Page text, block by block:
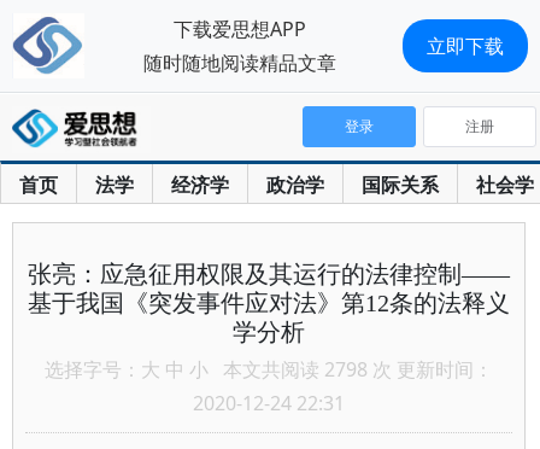
首页 法学 经济学 政治学 国际关系 社会学
登录 注册
张亮：应急征用权限及其运行的法律控制——
基于我国《突发事件应对法》第12条的法释义
学分析
选择字号： 大 中 小 本文共阅读 2798 次 更新时间：
2020-12-24 22:31
下载爱思想APP
随时随地阅读精品文章
立即下载